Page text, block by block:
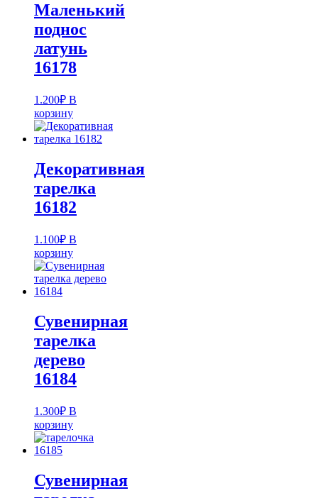
Маленький
поднос
латунь
16178
1.200₽ В
корзину
Декоративная
тарелка
16182
1.100₽ В
корзину
Сувенирная
тарелка
дерево
16184
1.300₽ В
корзину
Сувенирная